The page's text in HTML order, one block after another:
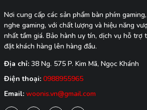
Nơi cung cấp các sản phẩm bàn phím
nghe gaming, với chất lượng và hiệu năng
nhất tầm giá. Bảo hành uy tín, dịch vụ hỗ trợ
đặt khách hàng lên hàng đầu.
Địa chỉ: 38 Ng. 575 P. Kim Mã, Ngọc Khánh
Điện thoại: 0988955965
Email: woonis.vn@gmail.com